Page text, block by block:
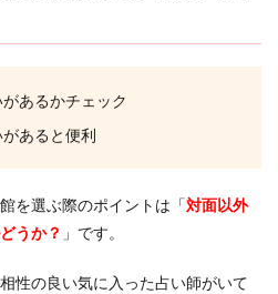
あるかチェック
あると便利
を選ぶ際のポイントは「対面以外
うか？ 」です。
性の良い気に入った占い師がいて